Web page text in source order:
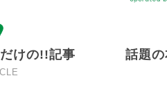
けの!!記事 話題